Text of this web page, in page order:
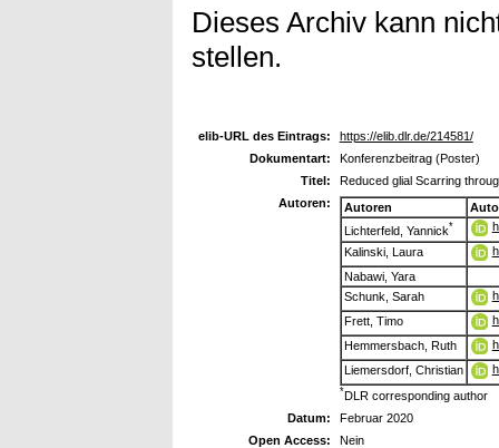
Dieses Archiv kann
stellen.
elib-URL des Eintrags:
https://elib.dlr.de/214581/
Dokumentart:
Konferenzbeitrag (Poster)
Titel:
Reduced glial Scarring
Autoren:
Autoren
Lichterfeld, Yannick*
Kalinski, Laura
Nabawi, Yara
Schunk, Sarah
Frett, Timo
Hemmersbach, Ruth
Liemersdorf, Christian
*DLR corresponding author
Datum:
Februar 2020
Open Access:
Nein